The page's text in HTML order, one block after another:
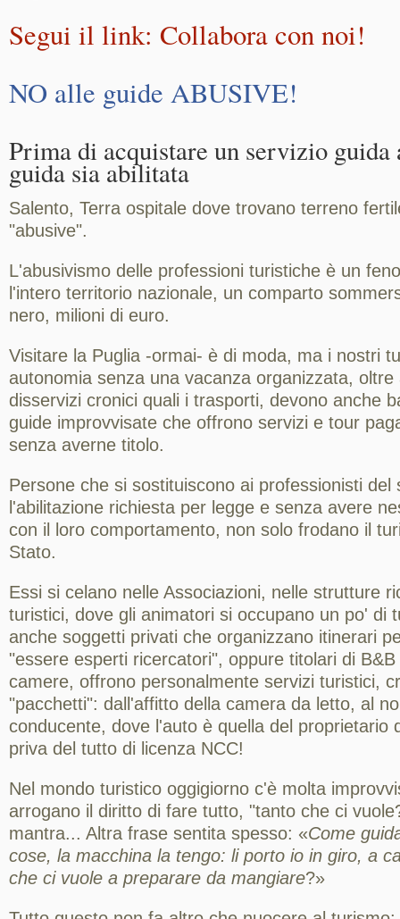
Segui il link: Collabora con noi!
NO alle guide ABUSIVE!
Prima di acquistare un servizio guida
guida sia abilitata
Salento, Terra ospitale dove trovano terreno
"abusive".
L'abusivismo delle professioni turistiche è un
l'intero territorio nazionale, un comparto
nero, milioni di euro.
Visitare la Puglia -ormai- è di moda, ma i nostri
autonomia senza una vacanza organizzata,
disservizi cronici quali i trasporti, devono anche
guide improvvisate che offrono servizi e tour
senza averne titolo.
Persone che si sostituiscono ai professionisti del
l'abilitazione richiesta per legge e senza avere
con il loro comportamento, non solo frodano il
Stato.
Essi si celano nelle Associazioni, nelle strutture
turistici, dove gli animatori si occupano un po' di
anche soggetti privati che organizzano itinerari
"essere esperti ricercatori", oppure titolari di
camere, offrono personalmente servizi turistici,
"pacchetti": dall'affitto della camera da letto, al
conducente, dove l'auto è quella del proprietario
priva del tutto di licenza NCC!
Nel mondo turistico oggigiorno c'è molta
arrogano il diritto di fare tutto, "tanto che ci
mantra... Altra frase sentita spesso: «Come
cose, la macchina la tengo: li porto io in giro, a
che ci vuole a preparare da mangiare?»